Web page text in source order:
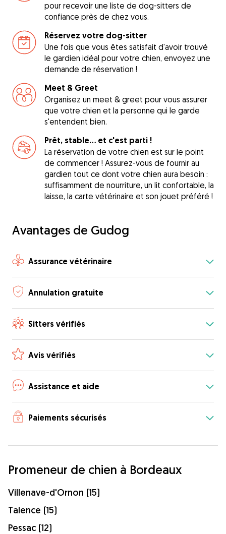
pour recevoir une liste de dog-sitters de
confiance près de chez vous.
Réservez votre dog-sitter
Une fois que vous êtes satisfait d'avoir trouvé
le gardien idéal pour votre chien, envoyez une
demande de réservation !
Meet & Greet
Organisez un meet & greet pour vous assurer
que votre chien et la personne qui le garde
s'entendent bien.
Prêt, stable... et c'est parti !
La réservation de votre chien est sur le point
de commencer ! Assurez-vous de fournir au
gardien tout ce dont votre chien aura besoin :
suffisamment de nourriture, un lit confortable, la
laisse, la carte vétérinaire et son jouet préféré !
Avantages de Gudog
Assurance vétérinaire
Annulation gratuite
Sitters vérifiés
Avis vérifiés
Assistance et aide
Paiements sécurisés
Promeneur de chien à Bordeaux
Villenave-d'Ornon (15)
Talence (15)
Pessac (12)